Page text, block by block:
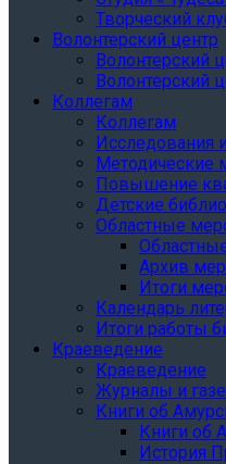
Творческий
Волонтерский центр
Волонтерский
Волонтерский
Коллегам
Коллегам
Исследования
Методические
Повышение
Детские
Областные
Архив
Итоги
Календарь
Итоги работы
Краеведение
Краеведение
Журналы и
Книги об
Книги об
История